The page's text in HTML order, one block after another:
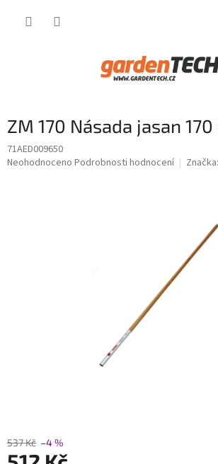
ZM 170 Násada jasan 170
71AED009650
Průměrné
Neohodnoceno Podrobnosti hodnocení Značka:
537 Kč –4 %